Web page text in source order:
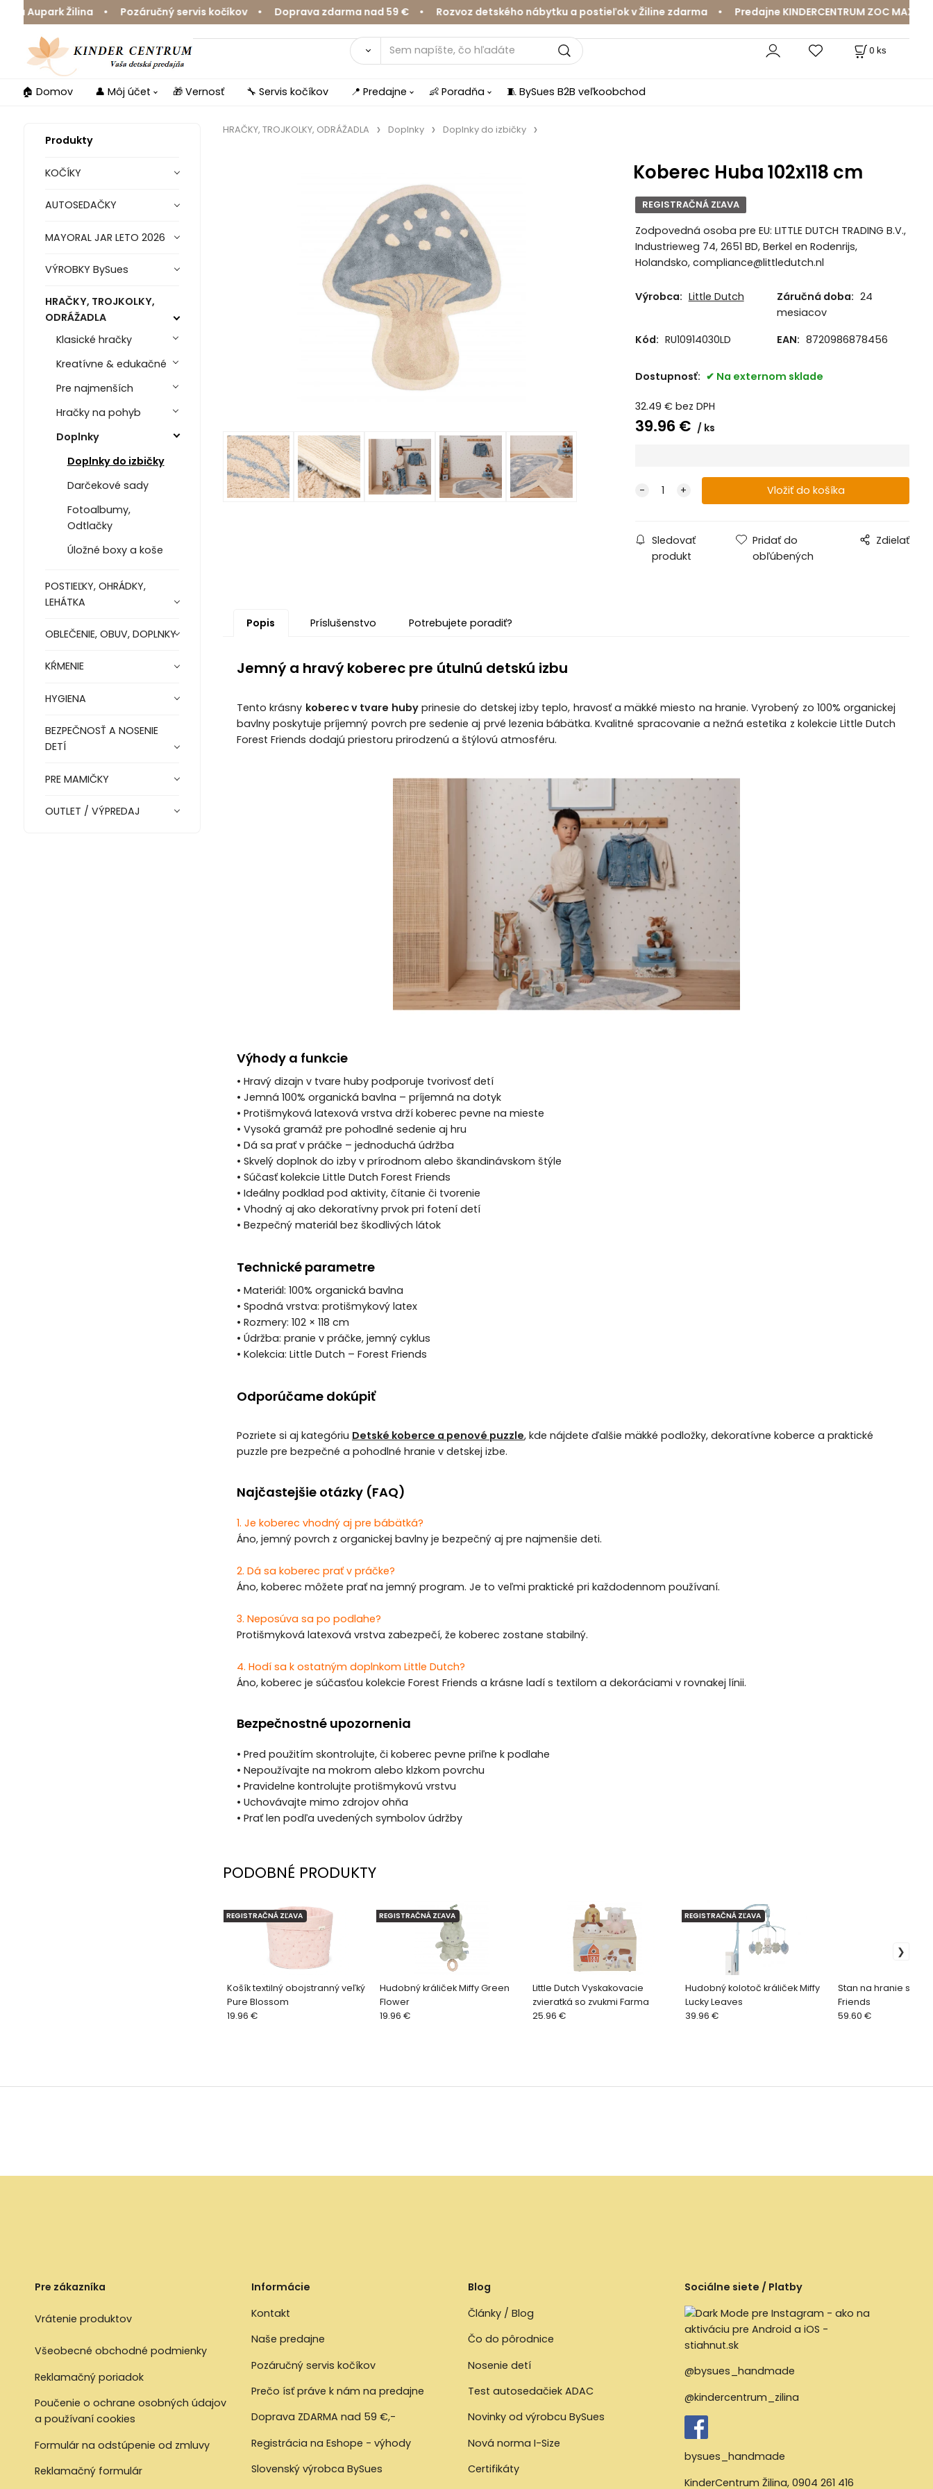
Žilina • Pozáručný servis kočíkov • Doprava zdarma nad 59 € • Rozvoz detského nábytku a postieľok v Žiline zdarma • Predajne KINDERCENTRUM ZOC MAX a
0 ks
🏠 Domov 👤 Môj účet 🎁 Vernosť 🔧 Servis kočíkov 📍 Predajne 👶 Poradňa 🧵 BySues B2B veľkoobchod
Produkty
KOČÍKY
AUTOSEDAČKY
MAYORAL JAR LETO 2026
VÝROBKY BySues
HRAČKY, TROJKOLKY,
ODRÁŽADLA
Klasické hračky
Kreatívne & edukačné
Pre najmenších
Hračky na pohyb
Doplnky
Doplnky do izbičky
Darčekové sady
Fotoalbumy,
Odtlačky
Úložné boxy a koše
POSTIEĽKY, OHRÁDKY,
LEHÁTKA
OBLEČENIE, OBUV, DOPLNKY
KŔMENIE
HYGIENA
BEZPEČNOSŤ A NOSENIE
DETÍ
PRE MAMIČKY
OUTLET / VÝPREDAJ
HRAČKY, TROJKOLKY, ODRÁŽADLA Doplnky Doplnky do izbičky
Koberec Huba 102x118 cm
REGISTRAČNÁ ZĽAVA
Zodpovedná osoba pre EU: LITTLE DUTCH TRADING B.V.,
Industrieweg 74, 2651 BD, Berkel en Rodenrijs,
Holandsko, compliance@littledutch.nl
Výrobca: Little Dutch Záručná doba: 24
mesiacov
Kód: RU10914030LD EAN: 8720986878456
Dostupnosť: Na externom sklade
32.49 € bez DPH
39.96 € ks
Sledovať
produkt
Pridať do
obľúbených
Zdielať
Popis Príslušenstvo Potrebujete poradiť?
Jemný a hravý koberec pre útulnú detskú izbu
Tento krásny koberec v tvare hubyprinesie do detskej izby teplo, hravosť a mäkké miesto na hranie. Vyrobený zo 100% organickej
bavlny poskytuje príjemný povrch pre sedenie aj prvé lezenia bábätka. Kvalitné spracovanie a nežná estetika z kolekcie Little Dutch
Forest Friends dodajú priestoru prirodzenú a štýlovú atmosféru.
Výhody a funkcie
• Hravý dizajn v tvare huby podporuje tvorivosť detí
• Jemná 100% organická bavlna – príjemná na dotyk
• Protišmyková latexová vrstva drží koberec pevne na mieste
• Vysoká gramáž pre pohodlné sedenie aj hru
• Dá sa prať v práčke – jednoduchá údržba
• Skvelý doplnok do izby v prírodnom alebo škandinávskom štýle
• Súčasť kolekcie Little Dutch Forest Friends
• Ideálny podklad pod aktivity, čítanie či tvorenie
• Vhodný aj ako dekoratívny prvok pri fotení detí
• Bezpečný materiál bez škodlivých látok
Technické parametre
• Materiál: 100% organická bavlna
• Spodná vrstva: protišmykový latex
• Rozmery: 102 × 118 cm
• Údržba: pranie v práčke, jemný cyklus
• Kolekcia: Little Dutch – Forest Friends
Odporúčame dokúpiť
Pozriete si aj kategóriu Detské koberce a penové puzzle, kde nájdete ďalšie mäkké podložky, dekoratívne koberce a praktické
puzzle pre bezpečné a pohodlné hranie v detskej izbe.
Najčastejšie otázky (FAQ)
1. Je koberec vhodný aj pre bábätká?
Áno, jemný povrch z organickej bavlny je bezpečný aj pre najmenšie deti.
2. Dá sa koberec prať v práčke?
Áno, koberec môžete prať na jemný program. Je to veľmi praktické pri každodennom používaní.
3. Neposúva sa po podlahe?
Protišmyková latexová vrstva zabezpečí, že koberec zostane stabilný.
4. Hodí sa k ostatným doplnkom Little Dutch?
Áno, koberec je súčasťou kolekcie Forest Friends a krásne ladí s textilom a dekoráciami v rovnakej línii.
Bezpečnostné upozornenia
• Pred použitím skontrolujte, či koberec pevne priľne k podlahe
• Nepoužívajte na mokrom alebo klzkom povrchu
• Pravidelne kontrolujte protišmykovú vrstvu
• Uchovávajte mimo zdrojov ohňa
• Prať len podľa uvedených symbolov údržby
PODOBNÉ PRODUKTY
Košík textilný obojstranný veľký
Pure Blossom
REGISTRAČNÁ ZĽAVA
19.96 €
Hudobný králiček Miffy Green
Flower
REGISTRAČNÁ ZĽAVA
19.96 €
Little Dutch Vyskakovacie
zvieratká so zvukmi Farma
25.96 €
Hudobný kolotoč králiček Miffy
Lucky Leaves
REGISTRAČNÁ ZĽAVA
39.96 €
Stan na hranie s
Friends
59.60 €
Pre zákazníka
Vrátenie produktov
Všeobecné obchodné podmienky
Reklamačný poriadok
Poučenie o ochrane osobných údajov
a používaní cookies
Formulár na odstúpenie od zmluvy
Reklamačný formulár
Informácie
Kontakt
Naše predajne
Pozáručný servis kočíkov
Prečo ísť práve k nám na predajne
Doprava ZDARMA nad 59 €,-
Registrácia na Eshope - výhody
Slovenský výrobca BySues
Blog
Články / Blog
Čo do pôrodnice
Nosenie detí
Test autosedačiek ADAC
Novinky od výrobcu BySues
Nová norma I-Size
Certifikáty
Sociálne siete / Platby
@bysues_handmade
@kindercentrum_zilina
bysues_handmade
KinderCentrum Žilina,0904 261 416